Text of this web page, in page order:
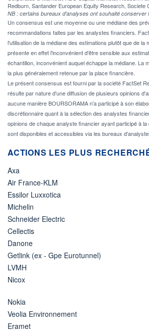
Redburn, Santander European Equity Research, Societe
NB : certains bureaux d'analyses ont souhaité conserver
Un consensus est une moyenne ou une médiane des
recommandations faites par les analystes financiers.
l'utilisation de la médiane des estimations plutôt que de la
présente en effet l'inconvénient d'être sensible aux
échantillon, inconvénient auquel échappe la médiane. La
la plus généralement retenue par la place financière.
Le présent consensus est fourni par la société FactSet
résulte par nature d'une diffusion de plusieurs opinions
aucune manière BOURSORAMA n'a participé à son
discrétionnaire quant à la sélection des analystes
opinions de chaque analyste financier ayant participé à
sont disponibles et accessibles via les bureaux
ACTIONS LES PLUS
Axa
Air France-KLM
Essilor Luxxotica
Michelin
Schneider Electric
Cellectis
Danone
Getlink (ex - Gpe Eurotunnel)
LVMH
Nicox
Nokia
Veolia Environnement
Eramet